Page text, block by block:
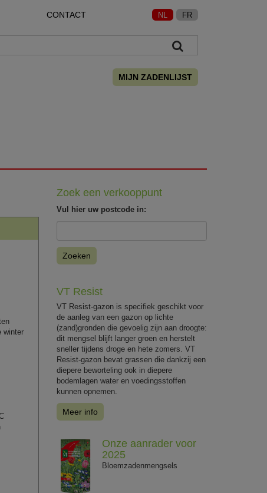
CONTACT NL FR
MIJN ZADENLIJST
winter
Zoek een verkooppunt
Vul hier uw postcode in:
Zoeken
VT Resist
VT Resist-gazon is specifiek geschikt voor
de aanleg van een gazon op lichte
(zand)gronden die gevoelig zijn aan droogte:
dit mengsel blijft langer groen en herstelt
sneller tijdens droge en hete zomers. VT
Resist-gazon bevat grassen die dankzij een
diepere beworteling ook in diepere
bodemlagen water en voedingsstoffen
kunnen opnemen.
Meer info
Onze aanrader voor
2025
Bloemzadenmengsels